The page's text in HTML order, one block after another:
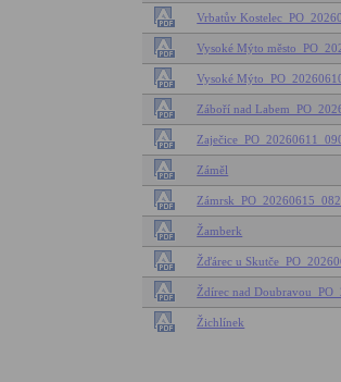
Vrbatův
Vysoké Mýto
Vysoké
Záboří nad
Záměl
Žamberk
Žďárec u
Ždírec nad
Žichlínek